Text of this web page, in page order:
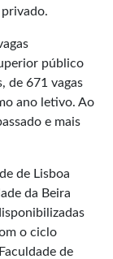
público
de 671 vagas
ano letivo. Ao
e mais
de Lisboa
da Beira
o ciclo
de